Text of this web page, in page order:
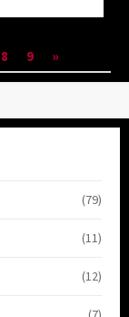
8 9 »
(79)
(11)
(12)